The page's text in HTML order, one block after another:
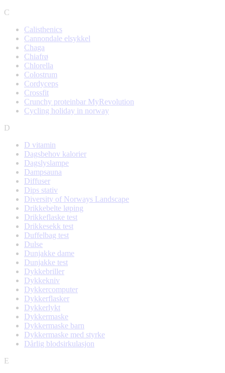
C
Calisthenics
Cannondale elsykkel
Chaga
Chiafrø
Chlorella
Colostrum
Cordyceps
Crossfit
Crunchy proteinbar MyRevolution
Cycling holiday in norway
D
D vitamin
Dagsbehov kalorier
Dagslyslampe
Dampsauna
Diffuser
Dips stativ
Diversity of Norways Landscape
Drikkebelte løping
Drikkeflaske test
Drikkesekk test
Duffelbag test
Dulse
Dunjakke dame
Dunjakke test
Dykkebriller
Dykkekniv
Dykkercomputer
Dykkerflasker
Dykkerlykt
Dykkermaske
Dykkermaske barn
Dykkermaske med styrke
Dårlig blodsirkulasjon
E